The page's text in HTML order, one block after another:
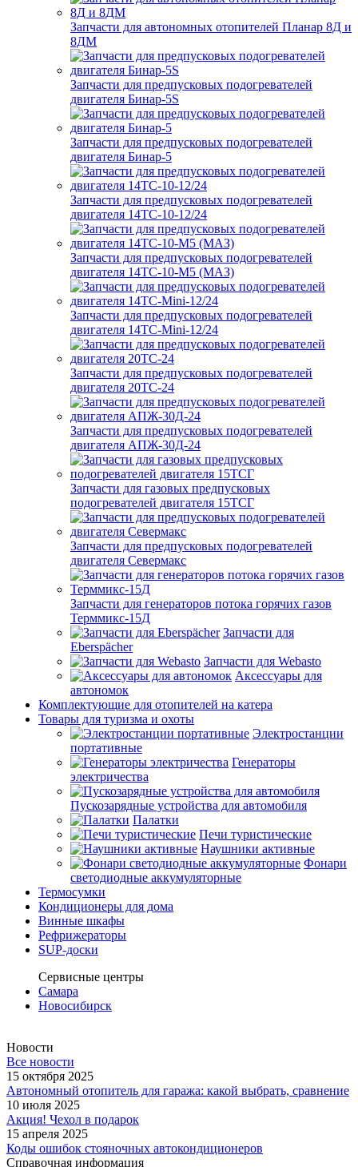
Запчасти для автономных отопителей Планар 8Д и
8ДМ
Запчасти для предпусковых подогревателей
двигателя Бинар-5S
Запчасти для предпусковых подогревателей
двигателя Бинар-5
Запчасти для предпусковых подогревателей
двигателя 14ТС-10-12/24
Запчасти для предпусковых подогревателей
двигателя 14ТС-10-М5 (МАЗ)
Запчасти для предпусковых подогревателей
двигателя 14ТС-Mini-12/24
Запчасти для предпусковых подогревателей
двигателя 20ТС-24
Запчасти для предпусковых подогревателей
двигателя АПЖ-30Д-24
Запчасти для газовых предпусковых
подогревателей двигателя 15ТСГ
Запчасти для предпусковых подогревателей
двигателя Севермакс
Запчасти для генераторов потока горячих газов
Терммикс-15Д
Запчасти для
Eberspächer
Запчасти для Webasto
Аксессуары для
автономок
Комплектующие для отопителей на катера
Товары для туризма и охоты
Электростанции
портативные
Генераторы
электричества
Пускозарядные устройства для автомобиля
Палатки
Печи туристические
Наушники активные
Фонари
светодиодные аккумуляторные
Термосумки
Кондиционеры для дома
Винные шкафы
Рефрижераторы
SUP-доски
Сервисные центры
Самара
Новосибирск
Новости
Все новости
15 октября 2025
Автономный отопитель для гаража: какой выбрать, сравнение
10 июля 2025
Акция! Чехол в подарок
15 апреля 2025
Коды ошибок стояночных автокондиционеров
Справочная информация